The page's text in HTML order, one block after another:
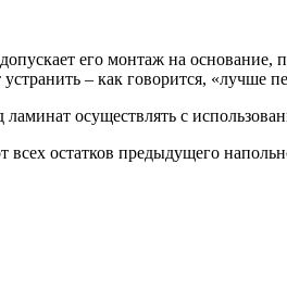
его монтаж на
– как говорится, «лучше
осуществлять с
всех остатков предыдущего